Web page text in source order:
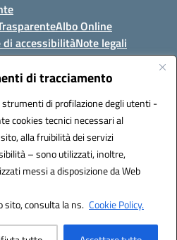
di tracciamento
di profilazione degli utenti -
cookies tecnici necessari al
alla fruibilità dei servizi
– sono utilizzati, inoltre,
messi a disposizione da Web
sito, consulta la ns. Cookie Policy.
Albo Online
di accessibilitàNote legali
Torre del Greco (NA)
0818834377 - Cod.Fisc. 95170530638
PEC: naic8df00a@pec.istruzione.it
by 3D Solution S.r.l.
by Designers Italia